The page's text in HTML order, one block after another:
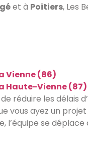
et à Poitiers, Les
Vienne (86)
Haute-Vienne (87)
réduire les délais
vous ayez un
l’équipe se